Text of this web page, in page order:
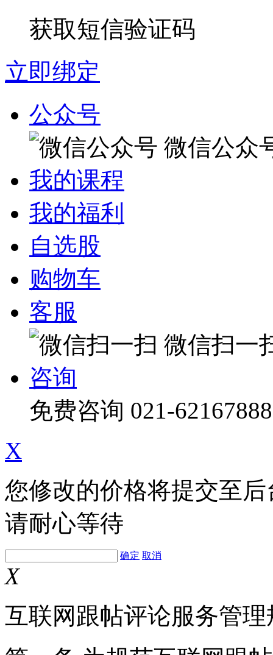
获取短信验证码
立即绑定
公众号
微信公众
我的课程
我的福利
自选股
购物车
客服
微信扫一
咨询
免费咨询 021-62167888
X
您修改的价格将提交至
请耐心等待
确定 取消
X
互联网跟帖评论服务管理